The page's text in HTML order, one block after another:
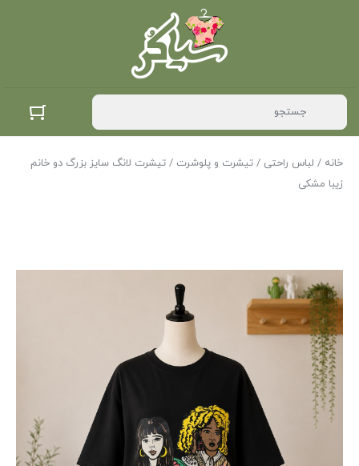
خانه / لباس راحتی / تیشرت و پلوشرت / تیشرت لانگ سایز بزرگ دو خانم
زیبا مشکی